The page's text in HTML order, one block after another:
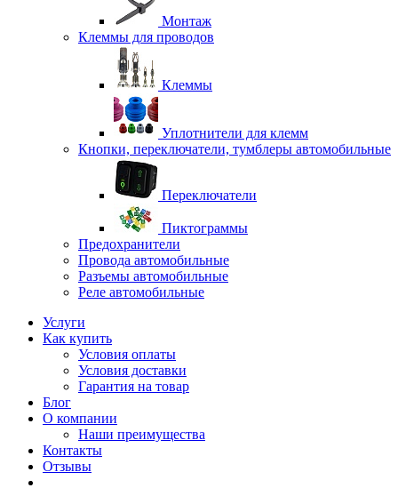
Монтаж
Клеммы для проводов
Клеммы
Уплотнители для клемм
Кнопки, переключатели, тумблеры автомобильные
Переключатели
Пиктограммы
Предохранители
Провода автомобильные
Разъемы автомобильные
Реле автомобильные
Услуги
Как купить
Условия оплаты
Условия доставки
Гарантия на товар
Блог
О компании
Наши преимущества
Контакты
Отзывы